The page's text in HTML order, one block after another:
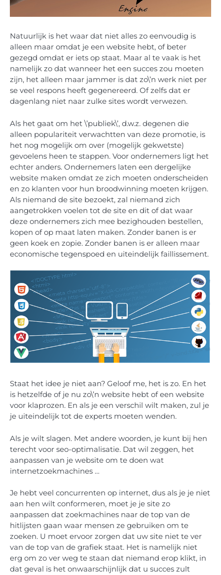
Natuurlijk is het waar dat niet alles zo eenvoudig is
alleen maar omdat je een website hebt, of beter
gezegd omdat er iets op staat. Maar al te vaak is het
namelijk zo dat wanneer het een succes zou moeten
zijn, het alleen maar jammer is dat zo\’n werk niet per
se veel respons heeft gegenereerd. Of zelfs dat er
dagenlang niet naar zulke sites wordt verwezen.
Als het gaat om het \’publiek\’, d.w.z. degenen die
alleen populariteit verwachtten van deze promotie, is
het nog mogelijk om over (mogelijk gekwetste)
gevoelens heen te stappen. Voor ondernemers ligt het
echter anders. Ondernemers laten een dergelijke
website maken omdat ze zich moeten onderscheiden
en zo klanten voor hun broodwinning moeten krijgen.
Als niemand de site bezoekt, zal niemand zich
aangetrokken voelen tot de site en dit of dat waar
deze ondernemers zich mee bezighouden bestellen,
kopen of op maat laten maken. Zonder banen is er
geen koek en zopie. Zonder banen is er alleen maar
economische tegenspoed en uiteindelijk faillissement.
Staat het idee je niet aan? Geloof me, het is zo. En het
is hetzelfde of je nu zo\’n website hebt of een website
voor klaprozen. En als je een verschil wilt maken, zul je
je uiteindelijk tot de experts moeten wenden.
Als je wilt slagen. Met andere woorden, je kunt bij hen
terecht voor seo-optimalisatie. Dat wil zeggen, het
aanpassen van je website om te doen wat
internetzoekmachines …
Je hebt veel concurrenten op internet, dus als je je niet
aan hen wilt conformeren, moet je je site zo
aanpassen dat zoekmachines naar de top van de
hitlijsten gaan waar mensen ze gebruiken om te
zoeken. U moet ervoor zorgen dat uw site niet te ver
van de top van de grafiek staat. Het is namelijk niet
erg om zo ver weg te staan dat niemand erop klikt, in
dat geval is het onwaarschijnlijk dat u succes zult